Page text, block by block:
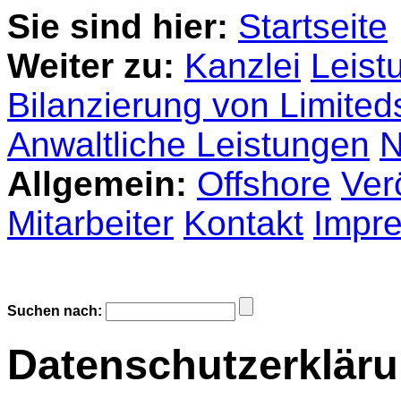
Sie sind hier: Startseite
Weiter zu: Kanzlei
Bilanzierung von
Anwaltliche Leistungen
Allgemein: Offshore
Mitarbeiter Kontakt
Suchen nach: